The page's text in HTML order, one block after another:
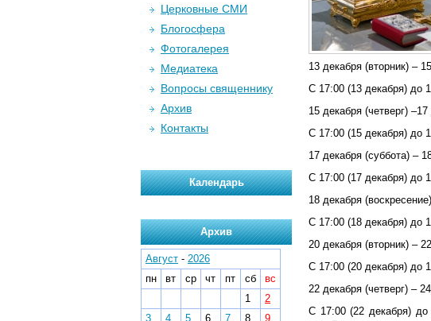
13 декабря (вторник) –
С 17:00 (13 декабря) до
15 декабря (четверг)
С 17:00 (15 декабря) до
17 декабря (суббота) –
С 17:00 (17 декабря) до
18 декабря
С 17:00 (18 декабря) до
20 декабря (вторник) –
С 17:00 (20 декабря) до
22 декабря (четверг) –
С 17:00 (22 декабря)
Церковные СМИ
Блогосфера
Фотогалерея
Медиатека
Вопросы священнику
Архив
Контакты
Календарь
Архив
Август - 2026
пн
вт ср чт пт сб
вс
1
2
3
4 5 6 7 8
9